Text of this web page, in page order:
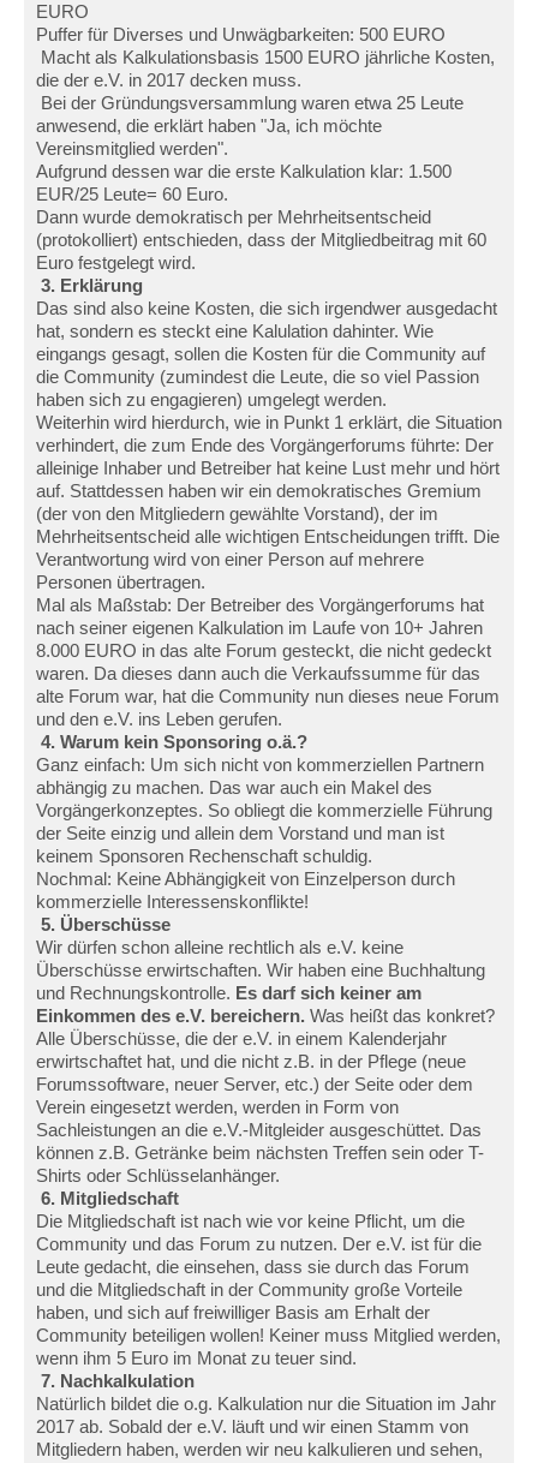
EURO
Puffer für Diverses und Unwägbarkeiten: 500 EURO
Macht als Kalkulationsbasis 1500 EURO jährliche Kosten,
die der e.V. in 2017 decken muss.
Bei der Gründungsversammlung waren etwa 25 Leute
anwesend, die erklärt haben "Ja, ich möchte
Vereinsmitglied werden".
Aufgrund dessen war die erste Kalkulation klar: 1.500
EUR/25 Leute= 60 Euro.
Dann wurde demokratisch per Mehrheitsentscheid
(protokolliert) entschieden, dass der Mitgliedbeitrag mit 60
Euro festgelegt wird.
3. Erklärung
Das sind also keine Kosten, die sich irgendwer ausgedacht
hat, sondern es steckt eine Kalulation dahinter. Wie
eingangs gesagt, sollen die Kosten für die Community auf
die Community (zumindest die Leute, die so viel Passion
haben sich zu engagieren) umgelegt werden.
Weiterhin wird hierdurch, wie in Punkt 1 erklärt, die Situation
verhindert, die zum Ende des Vorgängerforums führte: Der
alleinige Inhaber und Betreiber hat keine Lust mehr und hört
auf. Stattdessen haben wir ein demokratisches Gremium
(der von den Mitgliedern gewählte Vorstand), der im
Mehrheitsentscheid alle wichtigen Entscheidungen trifft. Die
Verantwortung wird von einer Person auf mehrere
Personen übertragen.
Mal als Maßstab: Der Betreiber des Vorgängerforums hat
nach seiner eigenen Kalkulation im Laufe von 10+ Jahren
8.000 EURO in das alte Forum gesteckt, die nicht gedeckt
waren. Da dieses dann auch die Verkaufssumme für das
alte Forum war, hat die Community nun dieses neue Forum
und den e.V. ins Leben gerufen.
4. Warum kein Sponsoring o.ä.?
Ganz einfach: Um sich nicht von kommerziellen Partnern
abhängig zu machen. Das war auch ein Makel des
Vorgängerkonzeptes. So obliegt die kommerzielle Führung
der Seite einzig und allein dem Vorstand und man ist
keinem Sponsoren Rechenschaft schuldig.
Nochmal: Keine Abhängigkeit von Einzelperson durch
kommerzielle Interessenskonflikte!
5. Überschüsse
Wir dürfen schon alleine rechtlich als e.V. keine
Überschüsse erwirtschaften. Wir haben eine Buchhaltung
und Rechnungskontrolle. Es darf sich keiner am
Einkommen des e.V. bereichern. Was heißt das konkret?
Alle Überschüsse, die der e.V. in einem Kalenderjahr
erwirtschaftet hat, und die nicht z.B. in der Pflege (neue
Forumssoftware, neuer Server, etc.) der Seite oder dem
Verein eingesetzt werden, werden in Form von
Sachleistungen an die e.V.-Mitgleider ausgeschüttet. Das
können z.B. Getränke beim nächsten Treffen sein oder T-
Shirts oder Schlüsselanhänger.
6. Mitgliedschaft
Die Mitgliedschaft ist nach wie vor keine Pflicht, um die
Community und das Forum zu nutzen. Der e.V. ist für die
Leute gedacht, die einsehen, dass sie durch das Forum
und die Mitgliedschaft in der Community große Vorteile
haben, und sich auf freiwilliger Basis am Erhalt der
Community beteiligen wollen! Keiner muss Mitglied werden,
wenn ihm 5 Euro im Monat zu teuer sind.
7. Nachkalkulation
Natürlich bildet die o.g. Kalkulation nur die Situation im Jahr
2017 ab. Sobald der e.V. läuft und wir einen Stamm von
Mitgliedern haben, werden wir neu kalkulieren und sehen,